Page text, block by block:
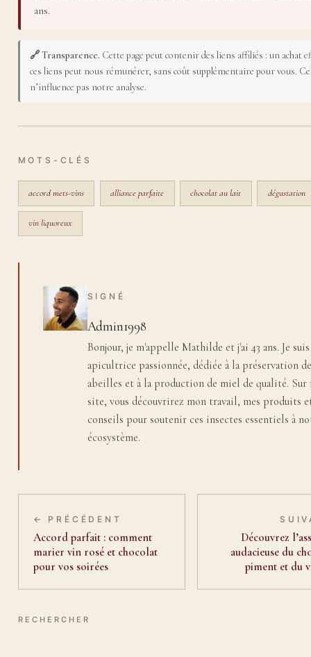
ans.
🔗 Transparence. Cette page peut contenir des liens affiliés : un achat
ces liens peut nous rémunérer, sans coût supplémentaire pour vous.
n’influence pas notre analyse.
MOTS-CLÉS
accord mets-vins alliance parfaite chocolat au lait dégustation
vin liquoreux
SIGNÉ
Admin1998
Bonjour, je m'appelle Mathilde et j'ai 43 ans. Je suis
apicultrice passionnée, dédiée à la préservation
abeilles et à la production de miel de qualité. Sur
site, vous découvrirez mon travail, mes produits
conseils pour soutenir ces insectes essentiels à
écosystème.
← PRÉCÉDENT
Accord parfait : comment
marier vin rosé et chocolat
pour vos soirées
Découvrez
audacieuse du
piment et du
RECHERCHER